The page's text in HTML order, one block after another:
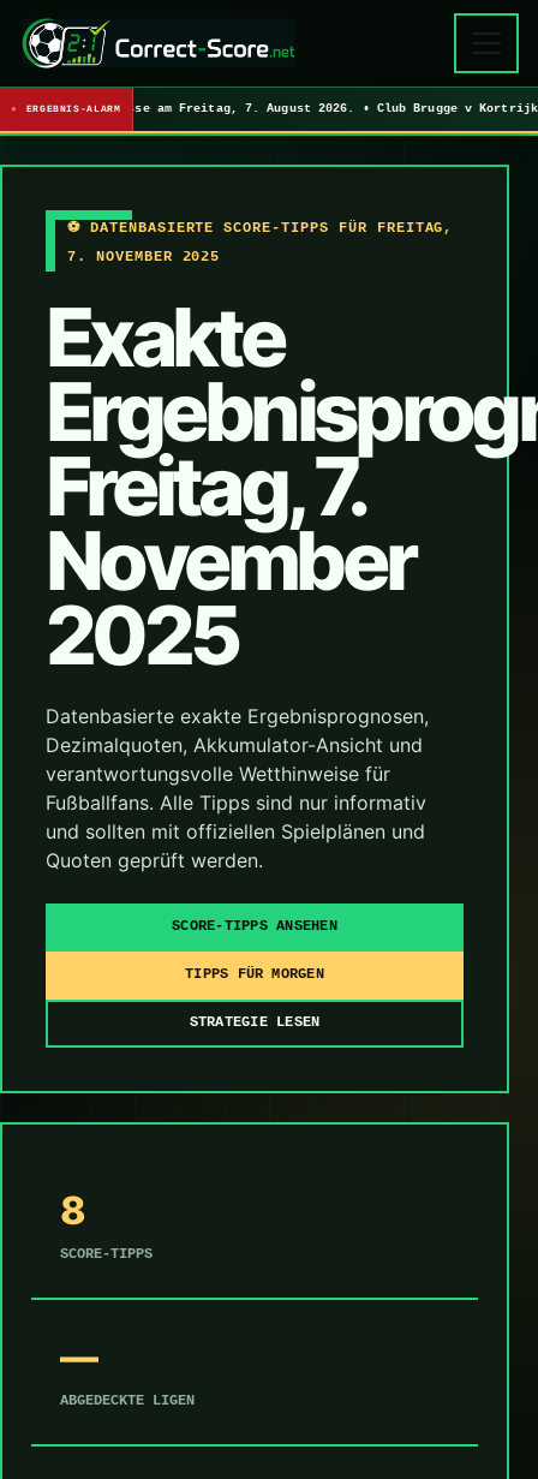
ERGEBNIS-ALARM
exakte Ergebnisse am Freitag, 7. August 2026. • Club Brugge v
⚽ DATENBASIERTE SCORE-TIPPS FÜR FREITAG,
7. NOVEMBER 2025
Exakte
Freitag, 7.
November
2025
Datenbasierte exakte Ergebnisprognosen,
Dezimalquoten, Akkumulator-Ansicht und
verantwortungsvolle Wetthinweise für
Fußballfans. Alle Tipps sind nur informativ
und sollten mit offiziellen Spielplänen und
Quoten geprüft werden.
SCORE-TIPPS ANSEHEN
TIPPS FÜR MORGEN
STRATEGIE LESEN
8
SCORE-TIPPS
—
ABGEDECKTE LIGEN